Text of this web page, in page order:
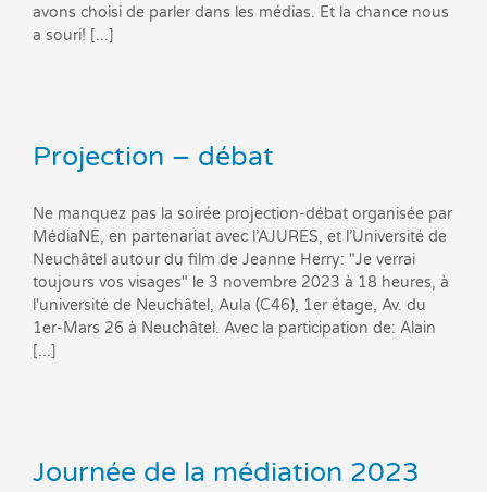
avons choisi de parler dans les médias. Et la chance nous
a souri! [...]
Projection – débat
Ne manquez pas la soirée projection-débat organisée par
MédiaNE, en partenariat avec l’AJURES, et l’Université de
Neuchâtel autour du film de Jeanne Herry: "Je verrai
toujours vos visages" le 3 novembre 2023 à 18 heures, à
l'université de Neuchâtel, Aula (C46), 1er étage, Av. du
1er-Mars 26 à Neuchâtel. Avec la participation de: Alain
[...]
Journée de la médiation 2023